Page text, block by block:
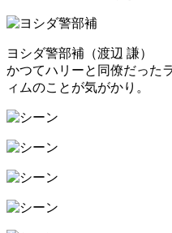
ヨシダ警部補（渡辺 謙）
かつてハリーと同僚だった
ィムのことが気がかり。